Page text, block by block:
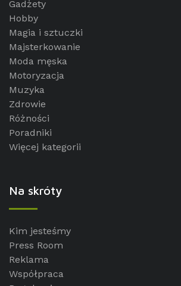
Gadżety
Hobby
Magia i sztuczki
Majsterkowanie
Moda męska
Motoryzacja
Muzyka
Zdrowie
Różności
Poradniki
Więcej kategorii
Na skróty
Kim jesteśmy
Press Room
Reklama
Współpraca